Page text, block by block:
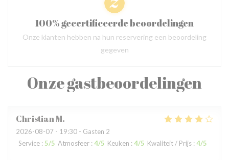
Onze gastbeoordelingen
ChristianM
2026-08-07 - 19:30 - Gasten 2
Service : 5/5 Atmosfeer : 4/5 Keuken : 4/5 Kwaliteit / Prijs : 4/5
100% gecertificeerde beoordelingen
Onze klanten hebben na hun reservering een beoordeling
gegeven